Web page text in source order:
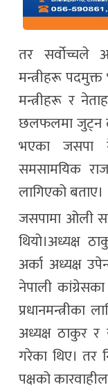
तर सर्वोच्चले
मन्त्रीहरू
मन्त्रीहरू र
छलफलमा जुट्न
भएका जसपा
समसामयिक
लागिएको बताए।
जसपामा ओली
थियो।अध्यक्ष
अर्का अध्यक्ष
नेपाली
प्रधानमन्त्रीका
अध्यक्ष ठाकुर र
गरेका थिए। तर
पक्षको